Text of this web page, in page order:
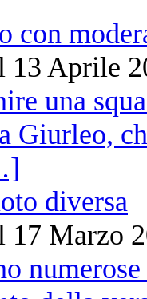
con
13 Aprile
diversa
17 Marzo